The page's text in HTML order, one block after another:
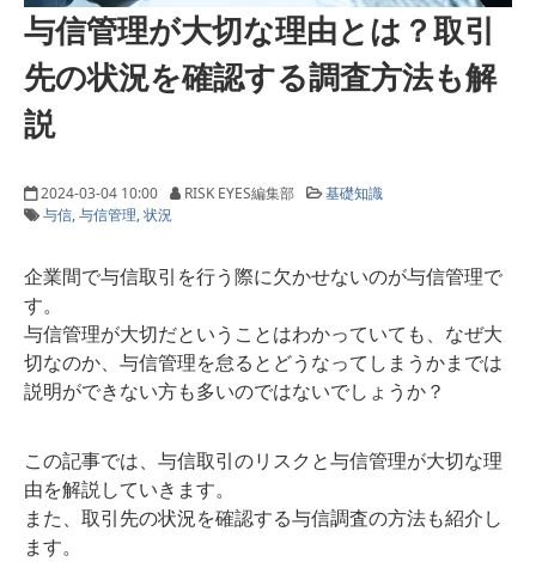
与信管理が大切な理由とは？取引
先の状況を確認する調査方法も解
説
2024-03-04 10:00 RISK EYES編集部
基礎知識
与信 与信管理 状況
企業間で与信取引を行う際に欠かせないのが与信管理で
す。
与信管理が大切だということはわかっていても、なぜ大
切なのか、与信管理を怠るとどうなってしまうかまでは
説明ができない方も多いのではないでしょうか？
この記事では、与信取引のリスクと与信管理が大切な理
由を解説していきます。
また、取引先の状況を確認する与信調査の方法も紹介し
ます。